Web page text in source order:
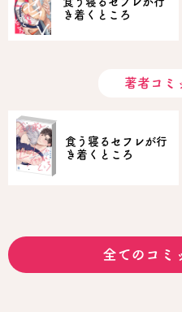
き着くところ
著者コミ
食う寝るセフレが行
き着くところ
全てのコミ